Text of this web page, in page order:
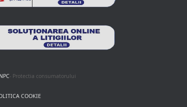
- Protectia consumatorului
COOKIE